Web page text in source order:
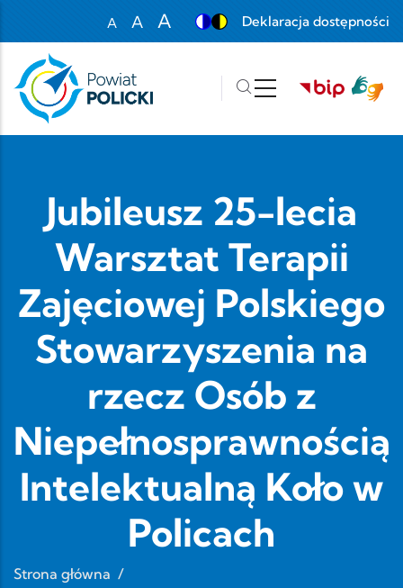
A
Set font size to 100%
A
A
Deklaracja dostępności
Jubileusz 25-lecia
Warsztat Terapii
Zajęciowej Polskiego
Stowarzyszenia na
rzecz Osób z
Niepełnosprawnością
Intelektualną Koło w
Policach
Strona główna /